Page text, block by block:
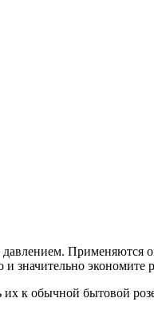
Применяются
значительно
к обычной бытовой